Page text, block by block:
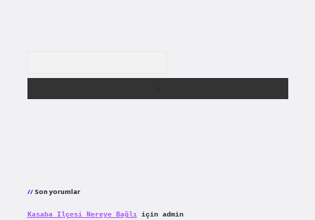
Son yorumlar
Kasaba Ilçesi Nereye Bağlıiçin admin